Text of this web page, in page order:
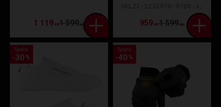
1 119KR1 599KR 959 KR1 599KR
Spara
30 %
Spara
40 %